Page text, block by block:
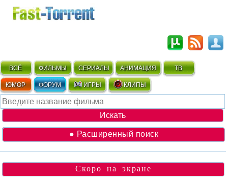
ВСЁ ФИЛЬМЫ СЕРИАЛЫ АНИМАЦИЯ ТВ
ЮМОР ФОРУМ ИГРЫ КЛИПЫ
● Расширенный поиск
Скоро на экране